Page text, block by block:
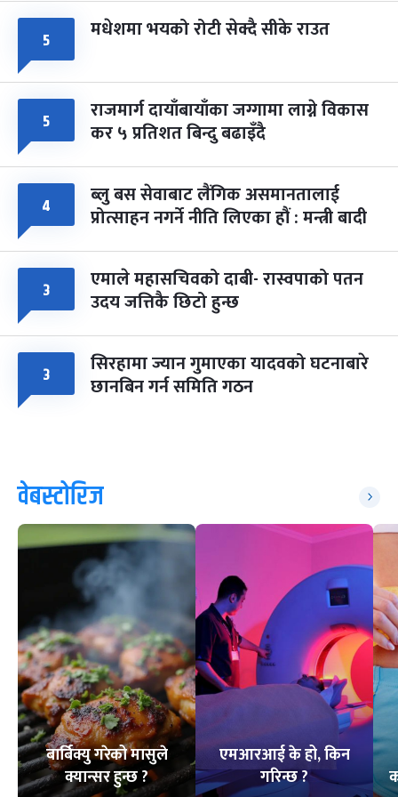
५ मधेशमा भयको रोटी सेक्दै सीके राउत
५ राजमार्ग दायाँबायाँका जग्गामा लाग्ने विकास
कर ५ प्रतिशत बिन्दु बढाइँदै
४ ब्लु बस सेवाबाट लैंगिक असमानतालाई
प्रोत्साहन नगर्ने नीति लिएका हौं : मन्त्री बादी
३ एमाले महासचिवको दाबी- रास्वपाको पतन
उदय जत्तिकै छिटो हुन्छ
३ सिरहामा ज्यान गुमाएका यादवको घटनाबारे
छानबिन गर्न समिति गठन
वेबस्टोरिज
बार्बिक्यु गरेको मासुले
क्यान्सर हुन्छ ?
एमआरआई के हो, किन
गरिन्छ ?